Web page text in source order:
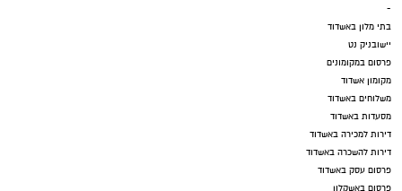
-
בתי מלון באשדוד
יישובניק נט
פרסום במקומונים
מקומון אשדוד
משלוחים באשדוד
מסעדות באשדוד
דירות למכירה באשדוד
דירות להשכרה באשדוד
פרסום עסק באשדוד
פרסום באשקלון